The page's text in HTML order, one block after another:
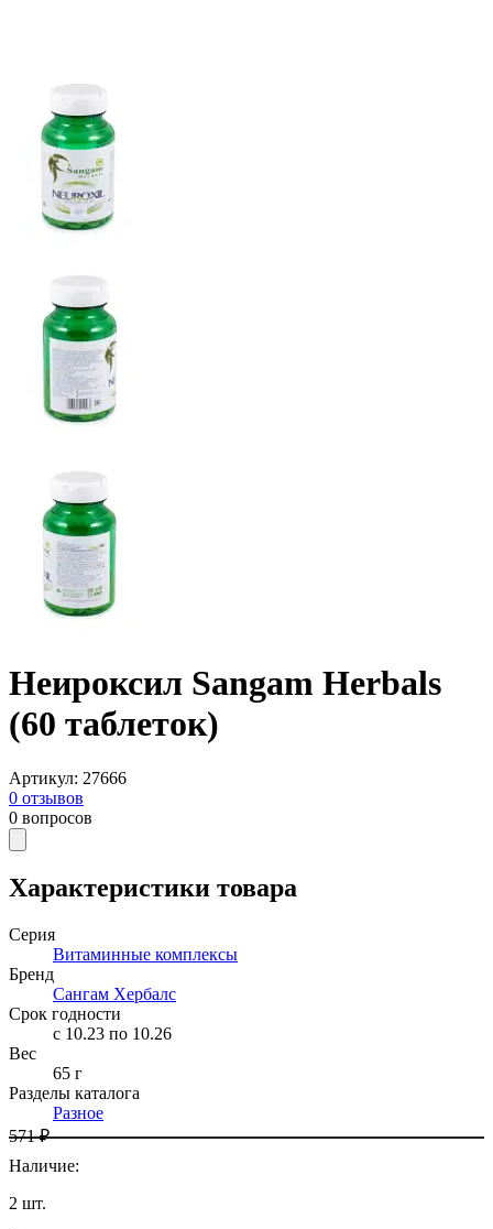
Неироксил Sangam Herbals
(60 таблеток)
Артикул: 27666
0 отзывов
0 вопросов
Характеристики товара
Серия
Витаминные комплексы
Бренд
Сангам Хербалс
Срок годности
c 10.23 по 10.26
Вес
65 г
Разделы каталога
Разное
571 ₽
Наличие:
2 шт.